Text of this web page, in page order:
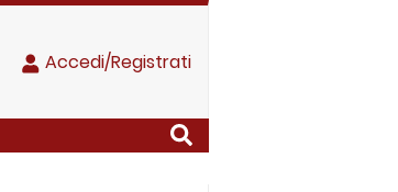
Accedi/Registrati